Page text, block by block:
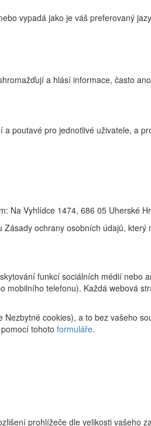
vypadá jako je váš preferovaný
a hlásí informace, často
poutavé pro jednotlivé uživatele, a
Na Vyhlídce 1474, 686 05 Uherské
ochrany osobních údajů, který
funkcí sociálních médií nebo
telefonu). Každá webová
cookies), a to bez vašeho
tohoto formuláře.
prohlížeče dle velikosti vašeho